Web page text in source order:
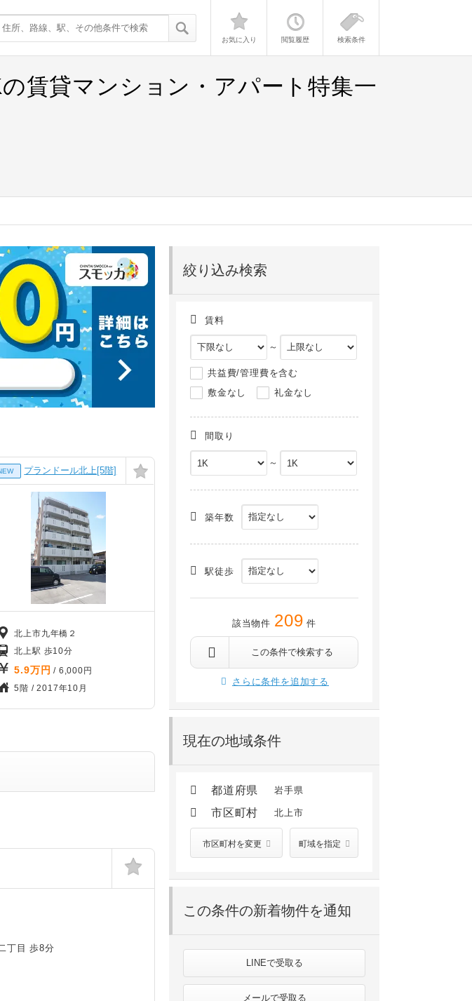
お気に入り 閲覧履歴 検索条件
賃貸マンション・アパート特集一
絞り込み検索
賃料
～
共益費/管理費を含む
敷金なし
礼金なし
間取り
～
築年数
駅徒歩
該当物件 209 件
この条件で検索する
さらに条件を追加する
現在の地域条件
都道府県 岩手県
市区町村 北上市
市区町村を変更 町域を指定
この条件の新着物件を通知
LINEで受取る
メールで受取る
プランドール北上[5階]
北上市九年橋２
北上駅 歩10分
5.9万円 / 6,000円
5階 /2017年10月
丁目 歩8分